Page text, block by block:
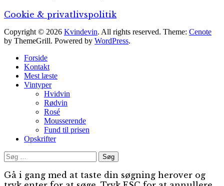
Cookie & privatlivspolitik
Copyright © 2026 Kvindevin. All rights reserved. Theme: Cenote
by ThemeGrill. Powered by WordPress.
Forside
Kontakt
Mest læste
Vintyper
Hvidvin
Rødvin
Rosé
Mousserende
Fund til prisen
Opskrifter
Søg
efter:
Gå i gang med at taste din søgning herover og